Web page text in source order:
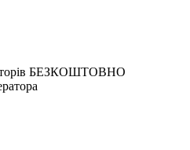
БЕЗКОШТОВНО